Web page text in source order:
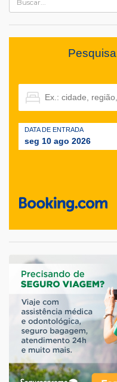
DATA DE ENTRADA
seg 10 ago 2026